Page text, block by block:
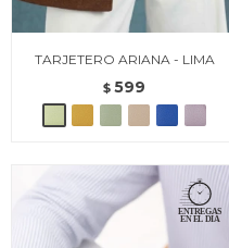
TARJETERO ARIANA - LIMA
$ 599